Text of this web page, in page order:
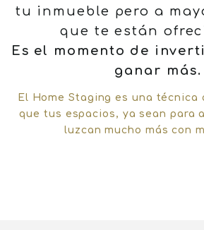
tu inmueble pero a
que te están
Es el momento de
ganar más.
El Home Staging es una técnica
que tus espacios, ya sean para
luzcan mucho más con